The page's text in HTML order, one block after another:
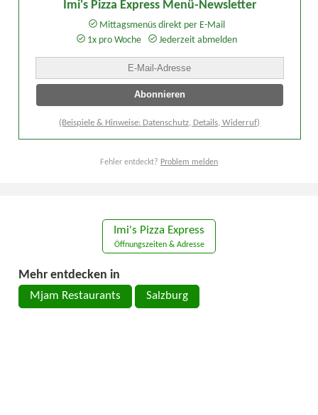
Imi's Pizza Express Menü-Newsletter
Mittagsmenüs direkt per E-Mail
1x pro Woche
Jederzeit abmelden
(Beispiele & Hinweise: Datenschutz, Details, Widerruf)
Fehler entdeckt? Problem melden
Imi's Pizza Express
Öffnungszeiten & Adresse
Mehr entdecken in
Mjam Restaurants Salzburg